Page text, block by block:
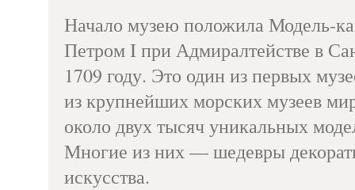
Начало музею положила Модель-
Петром I при Адмиралтействе в
1709 году. Это один из первых
из крупнейших морских музеев
около двух тысяч уникальных
Многие из них — шедевры
искусства.